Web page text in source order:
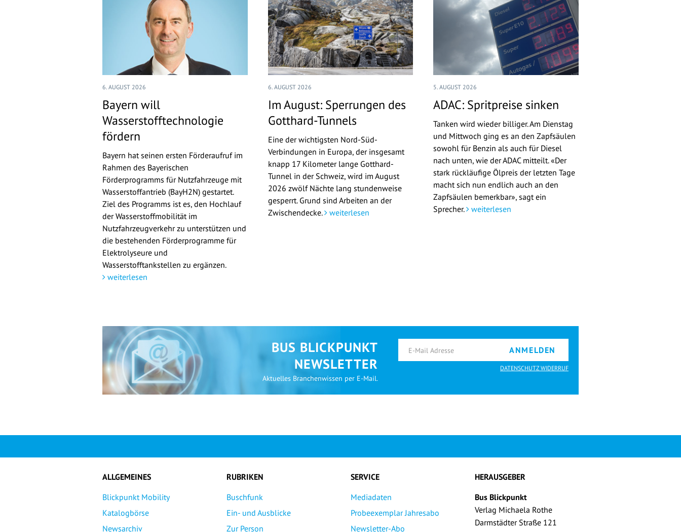
6. AUGUST 2026
Bayern will
Wasserstofftechnologie
fördern
Bayern hat seinen ersten Förderaufruf im
Rahmen des Bayerischen
Förderprogramms für Nutzfahrzeuge mit
Wasserstoffantrieb (BayH2N) gestartet.
Ziel des Programms ist es, den Hochlauf
der Wasserstoffmobilität im
Nutzfahrzeugverkehr zu unterstützen und
die bestehenden Förderprogramme für
Elektrolyseure und
Wasserstofftankstellen zu ergänzen.
weiterlesen
6. AUGUST 2026
Im August: Sperrungen des
Gotthard-Tunnels
Eine der wichtigsten Nord-Süd-
Verbindungen in Europa, der insgesamt
knapp 17 Kilometer lange Gotthard-
Tunnel in der Schweiz, wird im August
2026 zwölf Nächte lang stundenweise
gesperrt. Grund sind Arbeiten an der
Zwischendecke. weiterlesen
5. AUGUST 2026
ADAC: Spritpreise sinken
Tanken wird wieder billiger. Am Dienstag
und Mittwoch ging es an den Zapfsäulen
sowohl für Benzin als auch für Diesel
nach unten, wie der ADAC mitteilt. «Der
stark rückläufige Ölpreis der letzten Tage
macht sich nun endlich auch an den
Zapfsäulen bemerkbar», sagt ein
Sprecher. weiterlesen
BUS BLICKPUNKT
NEWSLETTER
Aktuelles Branchenwissen per E-Mail.
ANMELDEN
DATENSCHUTZ WIDERRUF
ALLGEMEINES
Blickpunkt Mobility
Katalogbörse
Newsarchiv
RUBRIKEN
Buschfunk
Ein- und Ausblicke
Zur Person
SERVICE
Mediadaten
Probeexemplar Jahresabo
Newsletter-Abo
HERAUSGEBER
Bus Blickpunkt
Verlag Michaela Rothe
Darmstädter Straße 121